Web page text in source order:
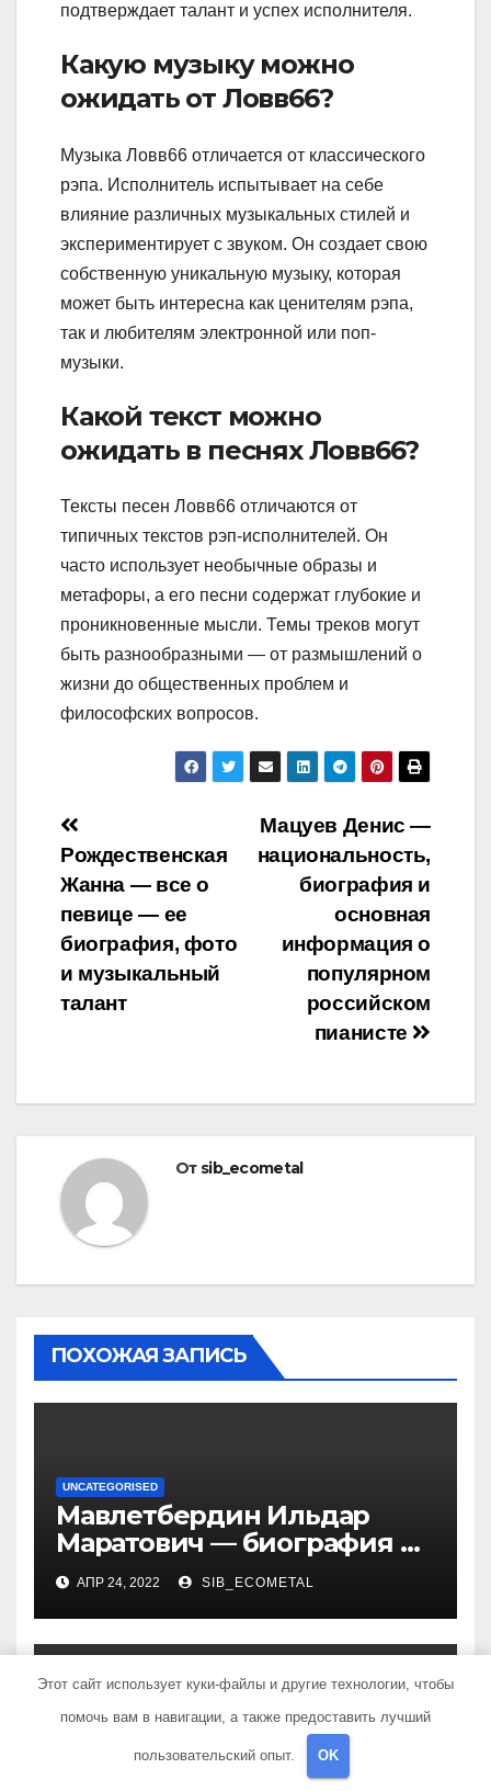
подтверждает талант и успех исполнителя.
Какую музыку можно
ожидать от Ловв66?
Музыка Ловв66 отличается от классического
рэпа. Исполнитель испытывает на себе
влияние различных музыкальных стилей и
экспериментирует с звуком. Он создает свою
собственную уникальную музыку, которая
может быть интересна как ценителям рэпа,
так и любителям электронной или поп-
музыки.
Какой текст можно
ожидать в песнях Ловв66?
Тексты песен Ловв66 отличаются от
типичных текстов рэп-исполнителей. Он
часто использует необычные образы и
метафоры, а его песни содержат глубокие и
проникновенные мысли. Темы треков могут
быть разнообразными — от размышлений о
жизни до общественных проблем и
философских вопросов.
Навигация
по
записям
Мацуев Денис —
национальность,
биография и
основная
информация о
популярном
российском
пианисте
Рождественская
Жанна — все о
певице — ее
биография, фото
и музыкальный
талант
От sib_ecometal
ПОХОЖАЯ ЗАПИСЬ
UNCATEGORISED
Мавлетбердин Ильдар
Маратович — биография и
достижения талантливого
российского политика и
бизнесмена
АПР 24, 2022 SIB_ECOMETAL
Биография и личная жизнь
Орловой любви — дети,
Этот сайт использует куки-файлы и другие технологии, чтобы
помочь вам в навигации, а также предоставить лучший
пользовательский опыт. OK